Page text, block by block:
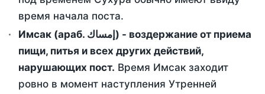
время начала поста.
Имсак (араб. إمساك) - воздержание от приема
пищи, питья и всех других действий,
нарушающих пост. Время Имсак заходит
ровно в момент наступления Утренней